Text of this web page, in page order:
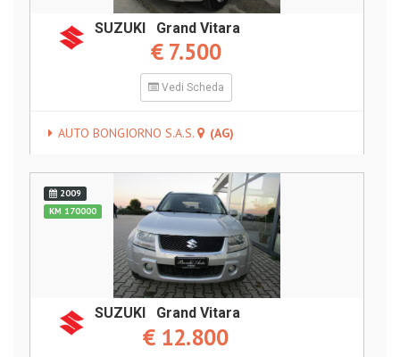
SUZUKI Grand Vitara
€ 7.500
Vedi Scheda
AUTO BONGIORNO S.A.S. (AG)
2009
KM 170000
SUZUKI Grand Vitara
€ 12.800